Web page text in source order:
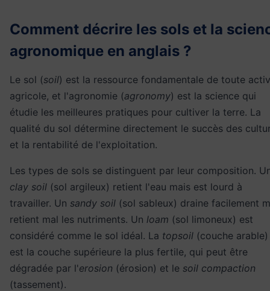
Comment décrire les sols et la
agronomique en anglais ?
Le sol (soil) est la ressource fondamentale de toute
agricole, et l'agronomie (agronomy) est la science qui
étudie les meilleures pratiques pour cultiver la terre. La
qualité du sol détermine directement le succès des
et la rentabilité de l'exploitation.
Les types de sols se distinguent par leur composition.
clay soil (sol argileux) retient l'eau mais est lourd à
travailler. Un sandy soil (sol sableux) draine facilement
retient mal les nutriments. Un loam (sol limoneux) est
considéré comme le sol idéal. La topsoil (couche arable)
est la couche supérieure la plus fertile, qui peut être
dégradée par l'erosion (érosion) et le soil compaction
(tassement).